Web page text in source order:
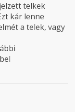
telkek
kár lenne
a telek, vagy